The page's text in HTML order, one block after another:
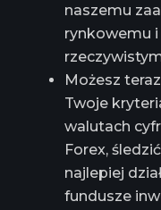
naszemu
rynkowemu
Możesz
Twoje
walutach
Forex,
najlepiej
fundusze